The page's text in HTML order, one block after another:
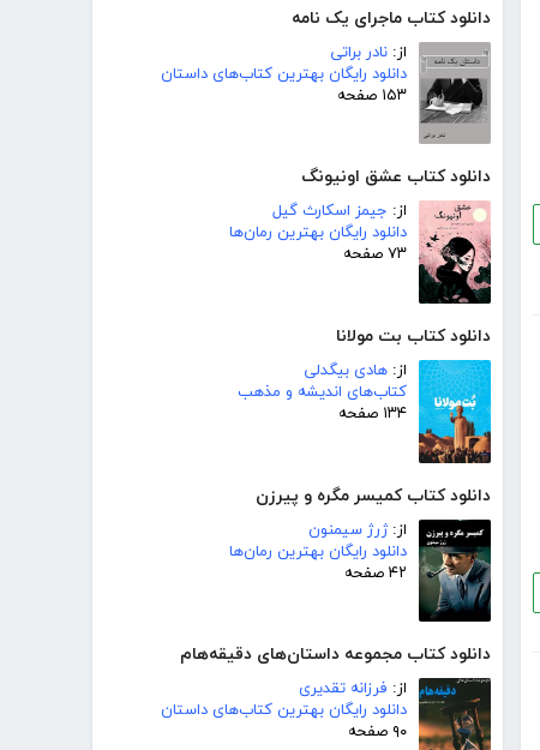
دانلود کتاب ماجرای یک نامه
از: نادر براتی
دانلود رایگان بهترین کتاب‌های داستان
۱۵۳ صفحه
دانلود کتاب عشق اونیونگ
از: جیمز اسکارث گیل
دانلود رایگان بهترین رمان‌ها
۷۳ صفحه
دانلود کتاب بت مولانا
از: هادی بیگدلی
کتاب‌های اندیشه و مذهب
۱۳۴ صفحه
دانلود کتاب کمیسر مگره و پیرزن
از:ژرژ سیمنون
دانلود رایگان بهترین رمان‌ها
۴۲ صفحه
دانلود کتاب مجموعه داستان‌های دقیقه‌هام
از: فرزانه تقدیری
دانلود رایگان بهترین کتاب‌های داستان
۹۰ صفحه